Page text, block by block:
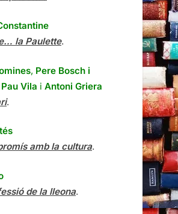
la Paulette.
, Pere Bosch i
Pau Vila i Antoni Griera
.
amb la cultura.
de la lleona.